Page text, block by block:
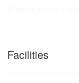
รถได้ถึง4คัน ลานหน้า
หน้าสวนสาธารณะเข้า
Facilities